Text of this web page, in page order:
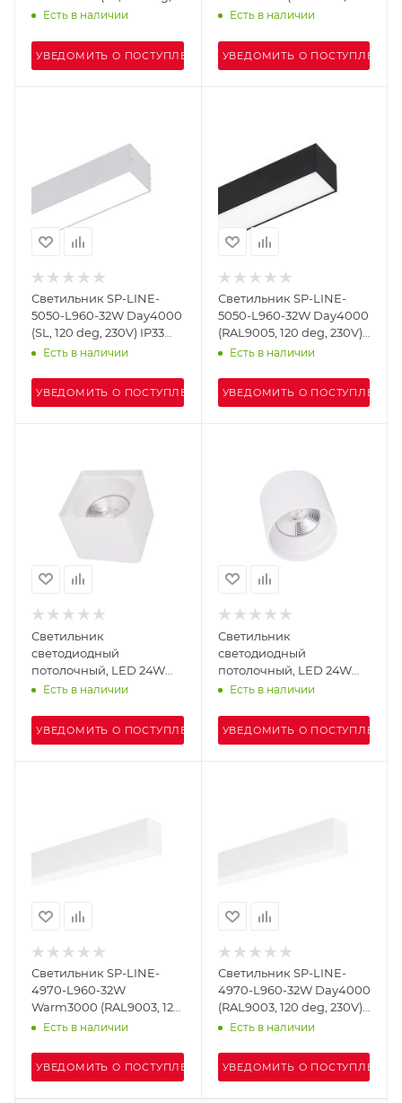
230V) IP33 (Arlight,
Есть в наличии
УВЕДОМИТЬ О ПОСТУПЛЕНИИ
deg, 230V) IP33 (Arlight,
Есть в наличии
УВЕДОМИТЬ О ПОСТУПЛЕНИИ
Светильник SP-LINE-
5050-L960-32W Day4000
(SL, 120 deg, 230V) IP33
(Arlight, Металл)
Есть в наличии
УВЕДОМИТЬ О ПОСТУПЛЕНИИ
Светильник SP-LINE-
5050-L960-32W Day4000
(RAL9005, 120 deg, 230V)
IP33 (Arlight, Металл)
Есть в наличии
УВЕДОМИТЬ О ПОСТУПЛЕНИИ
Светильник
светодиодный
потолочный, LED 24W
4000К IP54, белый,
Есть в наличии
УВЕДОМИТЬ О ПОСТУПЛЕНИИ
Светильник
светодиодный
потолочный, LED 24W
4000К IP54, белый,
Есть в наличии
УВЕДОМИТЬ О ПОСТУПЛЕНИИ
Светильник SP-LINE-
4970-L960-32W
Warm3000 (RAL9003, 120
deg, 230V) IP33 (Arlight,
Есть в наличии
УВЕДОМИТЬ О ПОСТУПЛЕНИИ
Светильник SP-LINE-
4970-L960-32W Day4000
(RAL9003, 120 deg, 230V)
IP33 (Arlight, Алюминий)
Есть в наличии
УВЕДОМИТЬ О ПОСТУПЛЕНИИ